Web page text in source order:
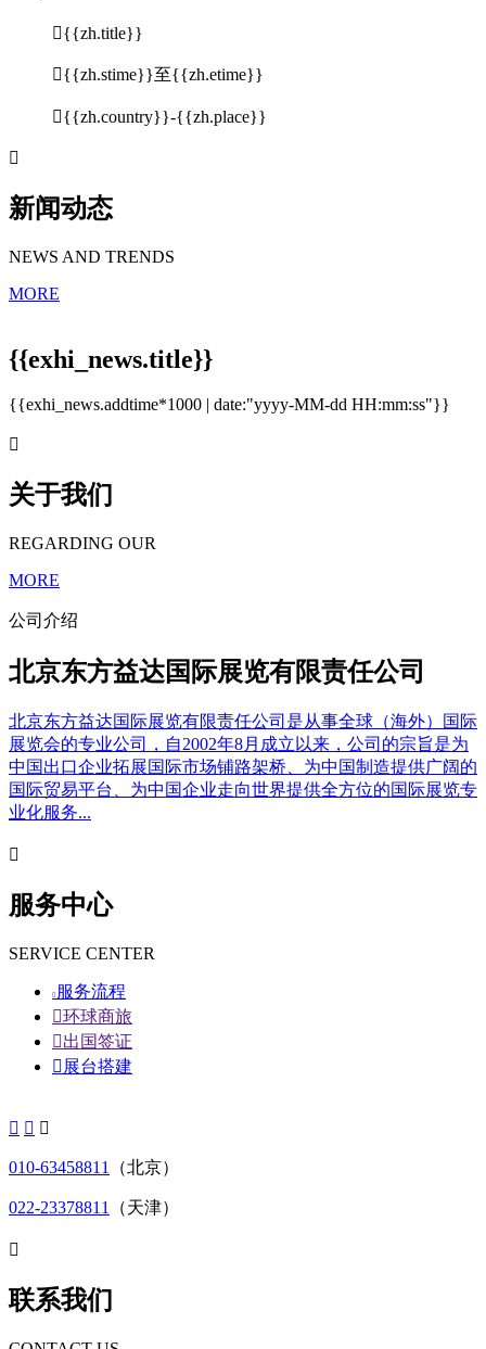
{{zh.title}}
{{zh.stime}}至{{zh.etime}}
{{zh.country}}-{{zh.place}}

新闻动态
NEWS AND TRENDS
MORE
{{exhi_news.title}}
{{exhi_news.addtime*1000 | date:"yyyy-MM-dd HH:mm:ss"}}

关于我们
REGARDING OUR
MORE
公司介绍
北京东方益达国际展览有限责任公司
北京东方益达国际展览有限责任公司是从事全球（海外）国际
展览会的专业公司，自2002年8月成立以来，公司的宗旨是为
中国出口企业拓展国际市场铺路架桥、为中国制造提供广阔的
国际贸易平台、为中国企业走向世界提供全方位的国际展览专
业化服务...

服务中心
SERVICE CENTER
 服务流程
环球商旅
出国签证
 展台搭建
  
010-63458811 （北京）
022-23378811 （天津）

联系我们